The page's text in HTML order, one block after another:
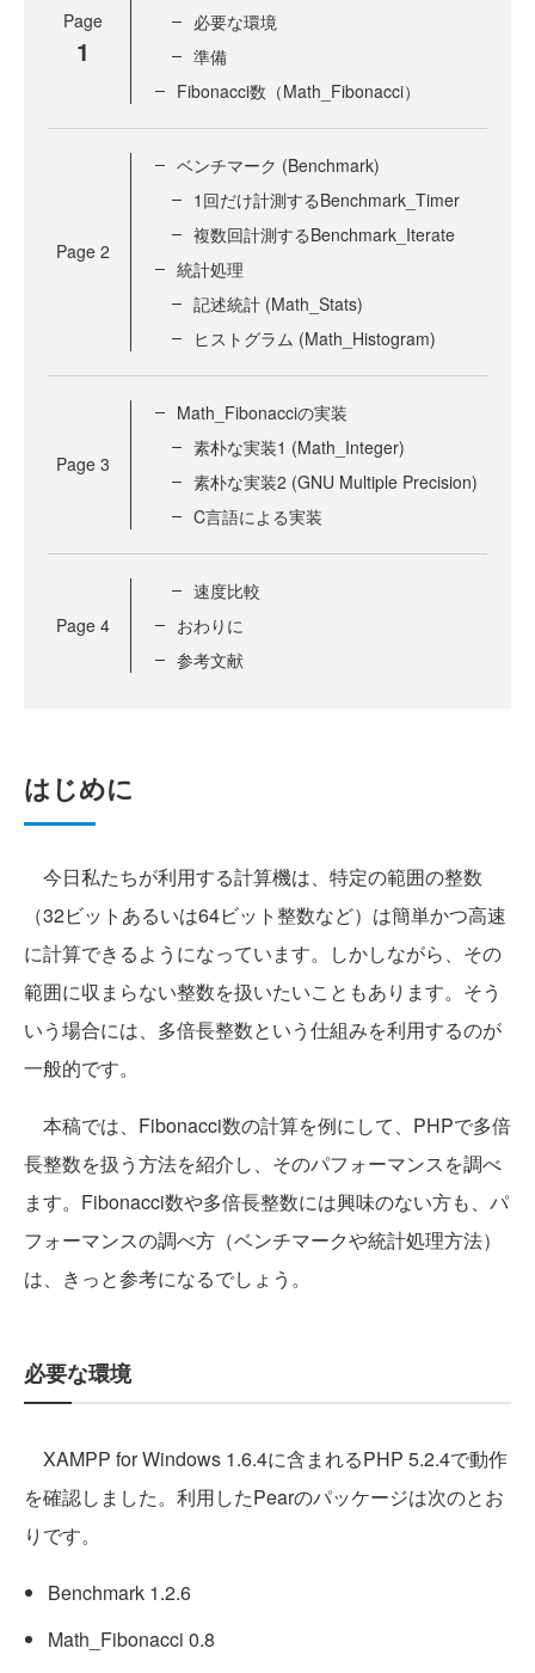
Page
1
必要な環境
準備
Fibonacci数（Math_Fibonacci）
Page 2
ベンチマーク (Benchmark)
1回だけ計測するBenchmark_Timer
複数回計測するBenchmark_Iterate
統計処理
記述統計 (Math_Stats)
ヒストグラム (Math_Histogram)
Page 3
Math_Fibonacciの実装
素朴な実装1 (Math_Integer)
素朴な実装2 (GNU Multiple Precision)
C言語による実装
Page 4
速度比較
おわりに
参考文献
はじめに
今日私たちが利用する計算機は、特定の範囲の整数
（32ビットあるいは64ビット整数など）は簡単かつ高速
に計算できるようになっています。しかしながら、その
範囲に収まらない整数を扱いたいこともあります。そう
いう場合には、多倍長整数という仕組みを利用するのが
一般的です。
本稿では、Fibonacci数の計算を例にして、PHPで多倍
長整数を扱う方法を紹介し、そのパフォーマンスを調べ
ます。Fibonacci数や多倍長整数には興味のない方も、パ
フォーマンスの調べ方（ベンチマークや統計処理方法）
は、きっと参考になるでしょう。
必要な環境
XAMPP for Windows 1.6.4に含まれるPHP 5.2.4で動作
を確認しました。利用したPearのパッケージは次のとお
りです。
Benchmark 1.2.6
Math_Fibonacci 0.8